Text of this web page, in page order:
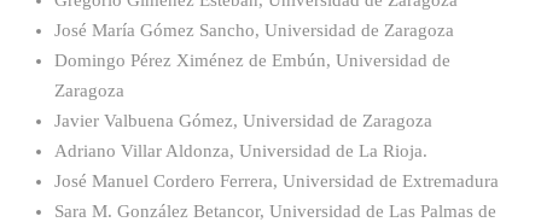
José María Gómez Sancho, Universidad de Zaragoza
Domingo Pérez Ximénez de Embún, Universidad de
Zaragoza
Javier Valbuena Gómez, Universidad de Zaragoza
Adriano Villar Aldonza, Universidad de La Rioja.
José Manuel Cordero Ferrera, Universidad de Extremadura
Sara M. González Betancor, Universidad de Las Palmas de